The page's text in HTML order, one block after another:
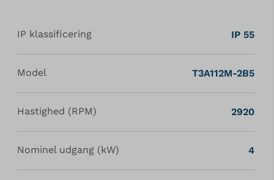
IP klassificering IP 55
Model T3A112M-2B5
Hastighed (RPM) 2920
Nominel udgang (kW) 4